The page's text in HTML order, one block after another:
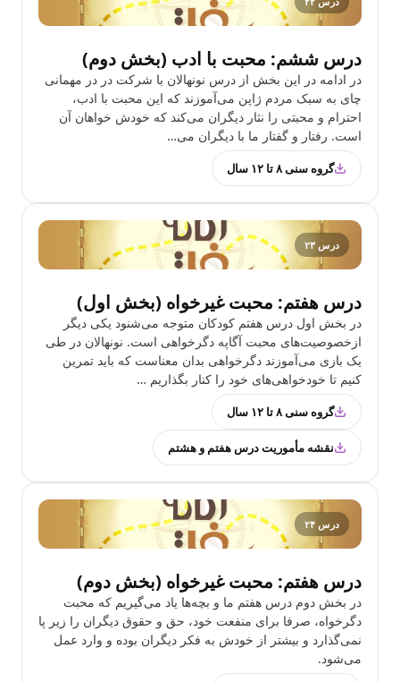
درس ششم: محبت با ادب (بخش دوم)
در ادامه در این بخش از درس نونهالان با شرکت در در مهمانی
چای به سبک مردم ژاپن می‌آموزند که این محبت با ادب،
احترام و محبتی را نثار دیگران می‌کند که خودش خواهان آن
است. رفتار و گفتار ما با دیگران می…
گروه سنی ۸ تا ۱۲ سال
درس ۲۳
درس هفتم: محبت غیر‌خواه (بخش اول)
در بخش اول درس هفتم کودکان متوجه می‌شنود یکی دیگر
ازخصوصیت‌های محبت آگاپه دگرخواهی است. نونهالان در طی
یک بازی می‌آموزند دگرخواهی بدان معناست که باید تمرین
کنیم تا خودخواهی‌های خود را کنار بگذاریم …
گروه سنی ۸ تا ۱۲ سال
نقشه مأموریت درس هفتم و هشتم
درس ۲۴
درس هفتم: محبت غیر‌خواه (بخش دوم)
در بخش دوم درس هفتم ما و بچه‌ها یاد‌ می‌گیریم که محبت
دگرخواه، صرفا برای منفعت خود، حق و حقوق دیگران را زیر پا
نمی‌گذارد و بیشتر از خودش به فکر دیگران بوده و وارد عمل
می‌شود.